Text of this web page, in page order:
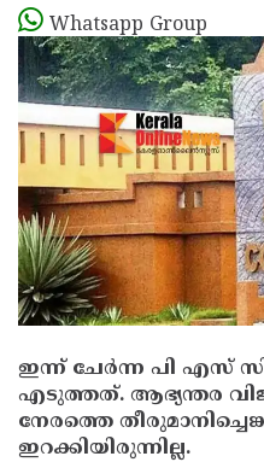
Whatsapp Group
ഇന്ന് ചേര്‍ന്ന പി എസ്
എടുത്തത്. ആഭ്യന്തര
നേരത്തെ
ഇറക്കിയിരുന്നില്ല.